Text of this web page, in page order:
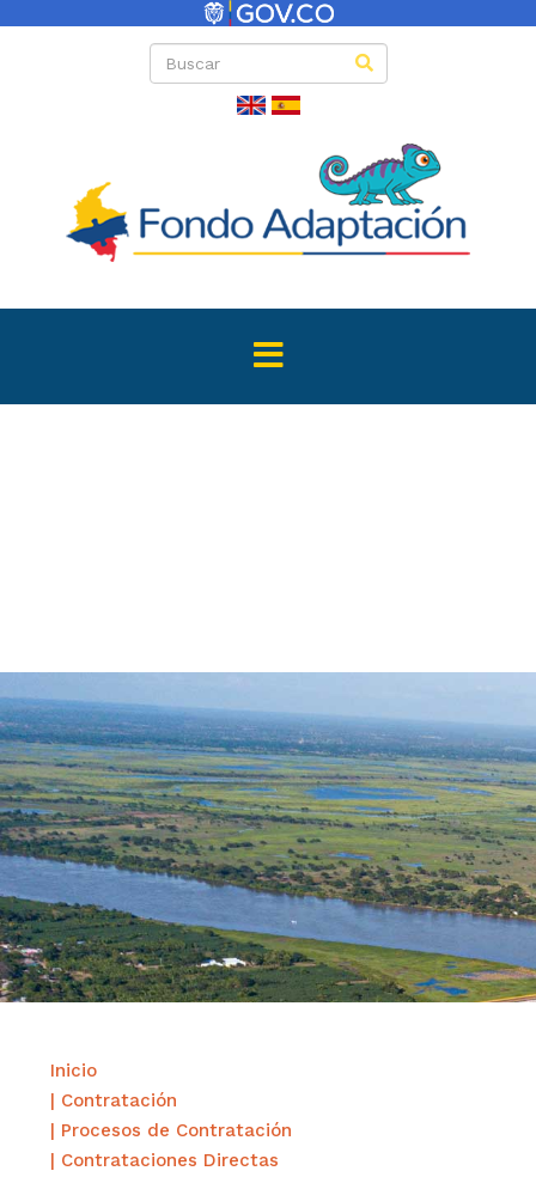
Directas
Inicio
| Contratación
| Procesos de Contratación
| Contrataciones Directas